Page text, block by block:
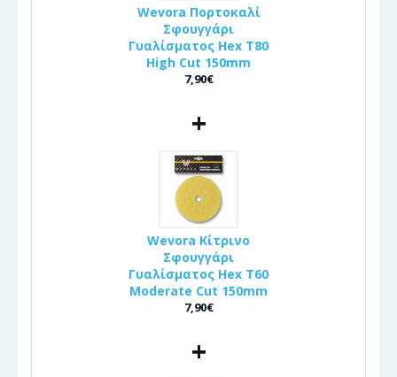
Wevora Πορτοκαλί
Σφουγγάρι
Γυαλίσματος Hex T80
High Cut 150mm
7,90€
+
Wevora Κίτρινο
Σφουγγάρι
Γυαλίσματος Hex T60
Moderate Cut 150mm
7,90€
+